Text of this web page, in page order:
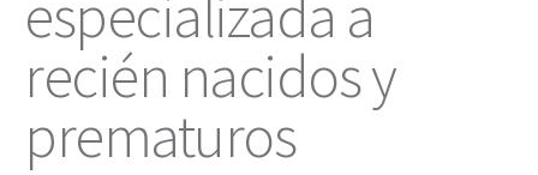
especializada a
recién nacidos y
prematuros